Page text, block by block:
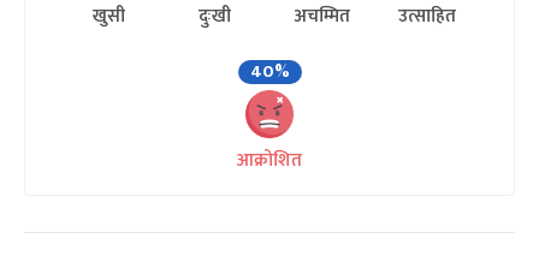
खुसी दुःखी अचम्मित
उत्साहित
40%
आक्रोशित